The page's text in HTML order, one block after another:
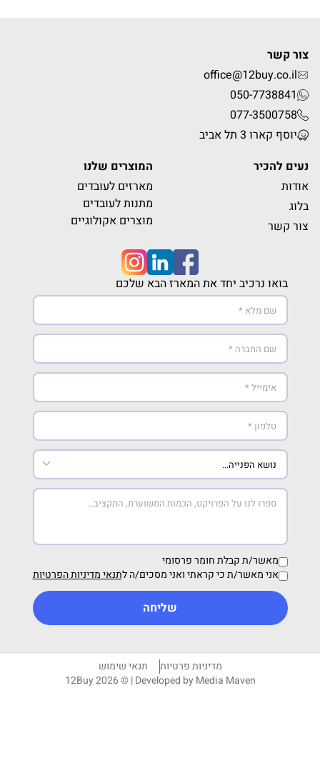
צור קשר
office@12buy.co.il
050-7738841
077-3500758
יוסף קארו 3 תל אביב
נעים להכיר
אודות
בלוג
צור קשר
המוצרים שלנו
מארזים לעובדים
מתנות לעובדים
מוצרים אקולוגיים
בואו נרכיב יחד את המארז הבא שלכם
מאשר/ת קבלת חומר פרסומי
אני מאשר/ת כי קראתי ואני מסכים/ה לתנאי מדיניות הפרטיות
שליחה
מדיניות פרטיות
תנאי שימוש
12Buy 2026 © | Developed byMedia Maven